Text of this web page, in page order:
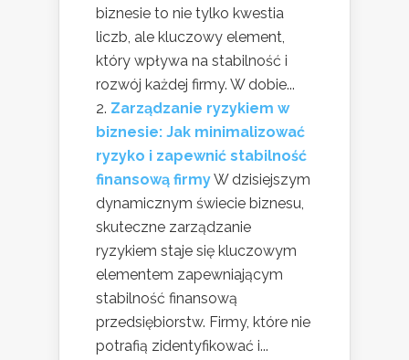
biznesie to nie tylko kwestia
liczb, ale kluczowy element,
który wpływa na stabilność i
rozwój każdej firmy. W dobie...
Zarządzanie ryzykiem w
biznesie: Jak minimalizować
ryzyko i zapewnić stabilność
finansową firmyW dzisiejszym
dynamicznym świecie biznesu,
skuteczne zarządzanie
ryzykiem staje się kluczowym
elementem zapewniającym
stabilność finansową
przedsiębiorstw. Firmy, które nie
potrafią zidentyfikować i...